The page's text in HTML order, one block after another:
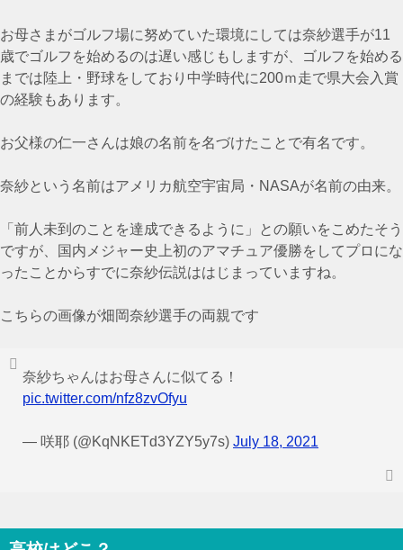
お母さまがゴルフ場に努めていた環境にしては奈紗選手が11
歳でゴルフを始めるのは遅い感じもしますが、ゴルフを始める
までは陸上・野球をしており中学時代に200ｍ走で県大会入賞
の経験もあります。
お父様の仁一さんは娘の名前を名づけたことで有名です。
奈紗という名前はアメリカ航空宇宙局・NASAが名前の由来。
「前人未到のことを達成できるように」との願いをこめたそう
ですが、国内メジャー史上初のアマチュア優勝をしてプロにな
ったことからすでに奈紗伝説ははじまっていますね。
こちらの画像が畑岡奈紗選手の両親です
奈紗ちゃんはお母さんに似てる！
pic.twitter.com/nfz8zvOfyu
— 咲耶 (@KqNKETd3YZY5y7s) July 18, 2021